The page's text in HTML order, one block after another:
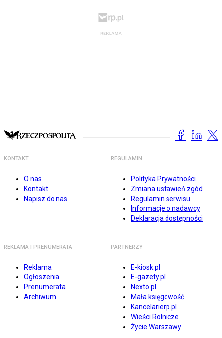
KONTAKT
O nas
Kontakt
Napisz do nas
REGULAMIN
Polityka Prywatności
Zmiana ustawień zgód
Regulamin serwisu
Informacje o nadawcy
Deklaracja dostępności
REKLAMA I PRENUMERATA
Reklama
Ogłoszenia
Prenumerata
Archiwum
PARTNERZY
E-kiosk.pl
E-gazety.pl
Nexto.pl
Mała księgowość
Kancelarierp.pl
Wieści Rolnicze
Życie Warszawy